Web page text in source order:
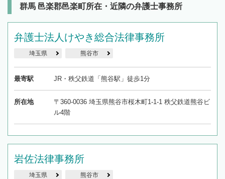
を加えて再検索
群馬 邑楽郡邑楽町所在・近隣の弁護士事務所
弁護士法人けやき総合法律事務所
埼玉県 熊谷市
最寄駅 JR・秩父鉄道「熊谷駅」徒歩1分
所在地
〒360-0036 埼玉県熊谷市桜木町1-1-1 秩父鉄道熊谷ビ
ル4階
岩佐法律事務所
埼玉県 熊谷市